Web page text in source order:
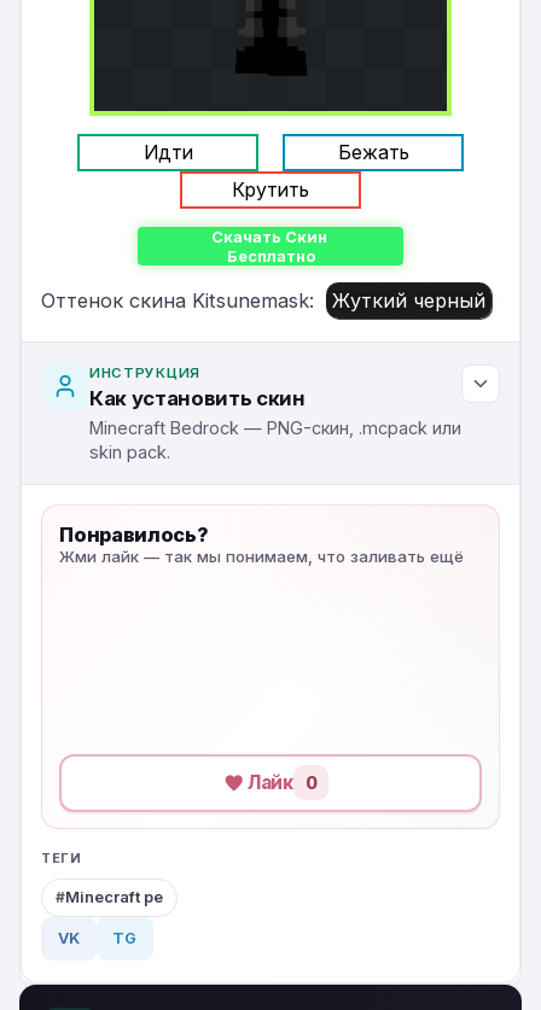
Идти
Бежать
Крутить
Скачать Скин
Бесплатно
Оттенок скина Kitsunemask: Жуткий черный
ИНСТРУКЦИЯ
Как установить скин
Minecraft Bedrock — PNG-скин, .mcpack или
skin pack.
Понравилось?
Жми лайк — так мы понимаем, что заливать ещё
Лайк 0
ТЕГИ
Minecraft pe
VK TG